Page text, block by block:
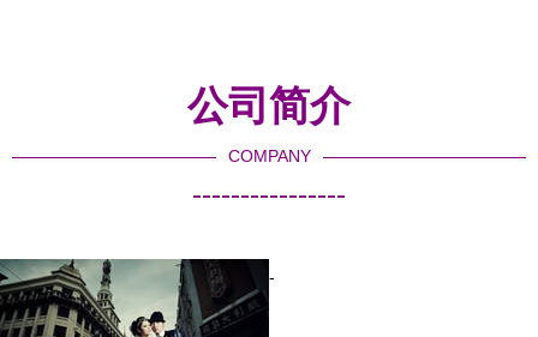
公司简介
COMPANY
----------------
-